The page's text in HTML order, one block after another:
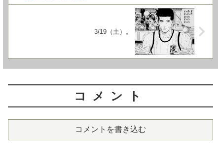
3/19（土）。
コメント
コメントを書き込む